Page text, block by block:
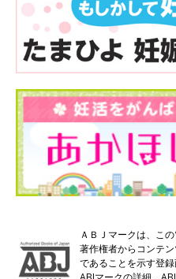
ＡＢＪマークは、こ
著作権者からコンテ
であることを示す登